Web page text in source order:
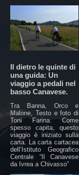
Il dietro le quinte di
una guida: Un
viaggio a pedali nel
basso Canavese.
Tra Banna, Orco e
Malone, Testo e foto di
Toni Farina. Come
spesso capita, questo
viaggio è iniziato sulla
carta. La carta cartacea
dell’Istituto Geografico
Centrale “Il Canavese
da Ivrea a Chivasso”